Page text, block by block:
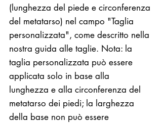
(lunghezza del piede e circonferenza
del metatarso) nel campo "Taglia
personalizzata", come descritto nella
nostra guida alle taglie. Nota: la
taglia personalizzata può essere
applicata solo in base alla
lunghezza e alla circonferenza del
metatarso dei piedi; la larghezza
della base non può essere